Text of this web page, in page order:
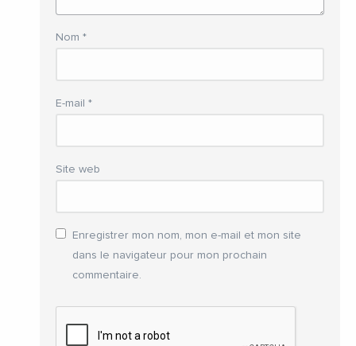
Nom *
E-mail *
Site web
Enregistrer mon nom, mon e-mail et mon site
dans le navigateur pour mon prochain
commentaire.